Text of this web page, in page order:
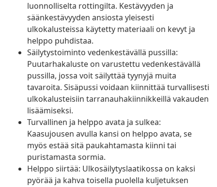
luonnolliselta rottingilta. Kestävyyden ja
säänkestävyyden ansiosta yleisesti
ulkokalusteissa käytetty materiaali on kevyt ja
helppo puhdistaa.
Säilytystoiminto vedenkestävällä pussilla:
Puutarhakaluste on varustettu vedenkestävällä
pussilla, jossa voit säilyttää tyynyjä muita
tavaroita. Sisäpussi voidaan kiinnittää turvallisesti
ulkokalusteisiin tarranauhakiinnikkeillä vakauden
lisäämiseksi.
Turvallinen ja helppo avata ja sulkea:
Kaasujousen avulla kansi on helppo avata, se
myös estää sitä paukahtamasta kiinni tai
puristamasta sormia.
Helppo siirtää: Ulkosäilytyslaatikossa on kaksi
pyörää ja kahva toisella puolella kuljetuksen